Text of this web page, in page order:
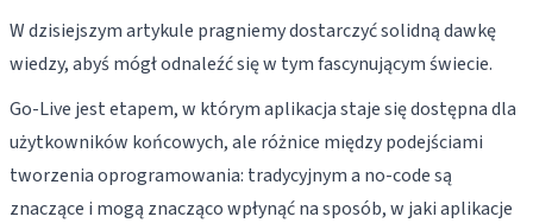
W dzisiejszym artykule pragniemy dostarczyć solidną dawkę
wiedzy, abyś mógł odnaleźć się w tym fascynującym świecie.
Go-Live jest etapem, w którym aplikacja staje się dostępna dla
użytkowników końcowych, ale różnice między podejściami
tworzenia oprogramowania: tradycyjnym a no-code są
znaczące i mogą znacząco wpłynąć na sposób, w jaki aplikacje